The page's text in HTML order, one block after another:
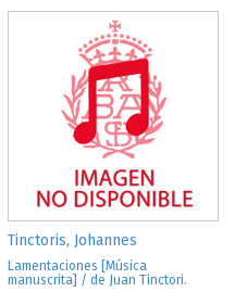
Tinctoris, Johannes
Lamentaciones [Música
manuscrita] / de Juan Tinctori.